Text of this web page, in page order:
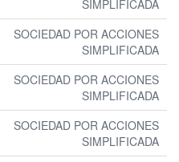
SIMPLIFICADA
SOCIEDAD POR ACCIONES
SIMPLIFICADA
SOCIEDAD POR ACCIONES
SIMPLIFICADA
SOCIEDAD POR ACCIONES
SIMPLIFICADA